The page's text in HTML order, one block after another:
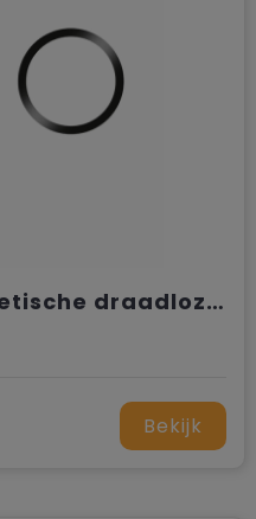
RUNDO MAG - Magnetische draadloze oplader
Bekijk